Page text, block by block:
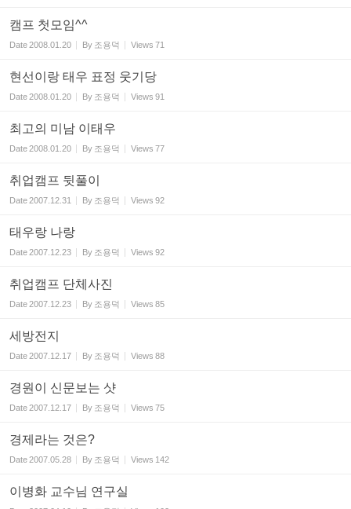
캠프 첫모임^^
Date2008.01.20 By 조용덕 Views 71
현선이랑 태우 표정 웃기당
Date2008.01.20 By 조용덕 Views 91
최고의 미남 이태우
Date2008.01.20 By 조용덕 Views 77
취업캠프 뒷풀이
Date2007.12.31 By 조용덕 Views 92
태우랑 나랑
Date2007.12.23 By 조용덕 Views 92
취업캠프 단체사진
Date2007.12.23 By 조용덕 Views 85
세방전지
Date2007.12.17 By 조용덕 Views 88
경원이 신문보는 샷
Date2007.12.17 By 조용덕 Views 75
경제라는 것은?
Date2007.05.28 By 조용덕 Views 142
이병화 교수님 연구실